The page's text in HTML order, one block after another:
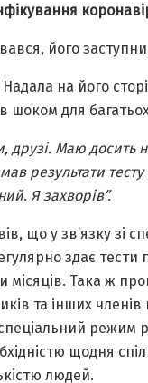
його
на його
шоком для
друзі. Маю досить
результати тесту
Я захворів”.
що у зв’язку зі
здає тести
місяців. Така ж
та інших
режим
щодня
людей.